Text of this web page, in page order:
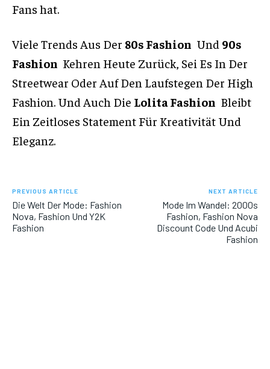
Fans hat.
Viele Trends Aus Der 80s Fashion Und 90s
Fashion Kehren Heute Zurück, Sei Es In Der
Streetwear Oder Auf Den Laufstegen Der High
Fashion. Und Auch Die Lolita Fashion Bleibt
Ein Zeitloses Statement Für Kreativität Und
Eleganz.
PREVIOUS ARTICLE
Die Welt Der Mode: Fashion
Nova, Fashion Und Y2K
Fashion
NEXT ARTICLE
Mode Im Wandel: 2000s
Fashion, Fashion Nova
Discount Code Und Acubi
Fashion